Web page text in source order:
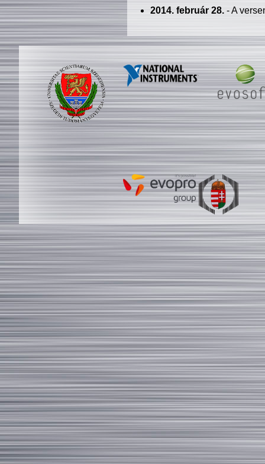
2014. február 28.- A